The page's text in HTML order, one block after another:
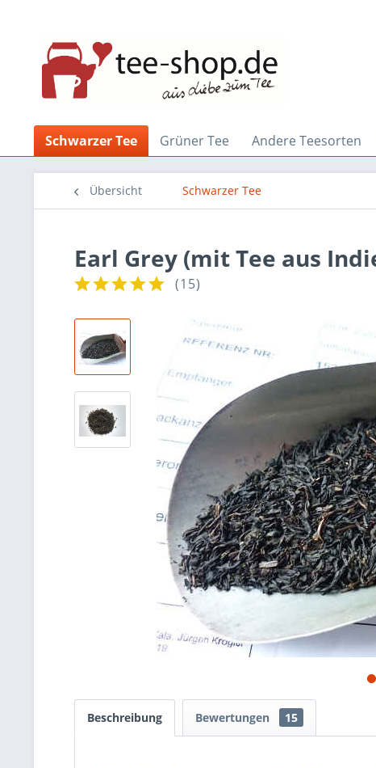
Schwarzer Tee Grüner Tee Andere Teesorten
Übersicht Schwarzer Tee
Earl Grey (mit Tee aus
(15)
Beschreibung Bewertungen 15